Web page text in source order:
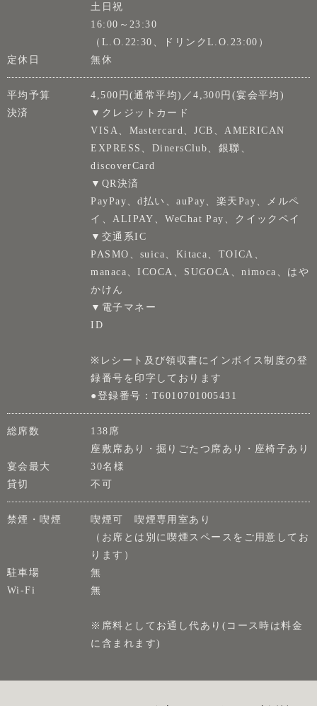
土日祝
16:00～23:30
（L.O.22:30、ドリンクL.O.23:00）
定休日
無休
平均予算
4,500円(通常平均)／4,300円(宴会平均)
決済
▼クレジットカード
VISA、Mastercard、JCB、AMERICAN
EXPRESS、DinersClub、銀聯、
discoverCard
▼QR決済
PayPay、d払い、auPay、楽天Pay、メルペ
イ、ALIPAY、WeChat Pay、クイックペイ
▼交通系IC
PASMO、suica、Kitaca、TOICA、
manaca、ICOCA、SUGOCA、nimoca、はや
かけん
▼電子マネー
ID
※レシート及び領収書にインボイス制度の登
録番号を印字しております
●登録番号：T6010701005431
総席数
138席
座敷席あり・掘りごたつ席あり・座椅子あり
宴会最大
30名様
貸切
不可
禁煙・喫煙
喫煙可 喫煙専用室あり
（お席とは別に喫煙スペースをご用意してお
ります）
駐車場
無
Wi-Fi
無
※席料としてお通し代あり(コース時は料金
に含まれます)